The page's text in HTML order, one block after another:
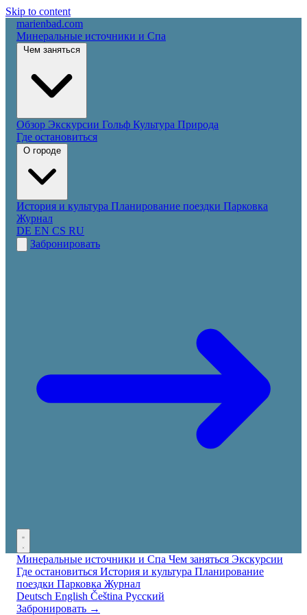
Skip to content
marienbad.com
Минеральные источники и Спа
Обзор Экскурсии Гольф Культура Природа
Где остановиться
История и культура Планирование поездки Парковка
Журнал
DE EN CS RU
Забронировать
Минеральные источники и Спа Чем заняться Экскурсии
Где остановиться История и культура Планирование
поездки Парковка Журнал
Deutsch English Čeština Русский
Забронировать →